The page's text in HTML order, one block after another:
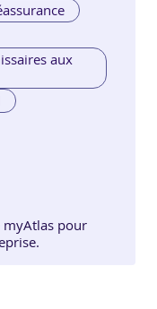
aux
pour